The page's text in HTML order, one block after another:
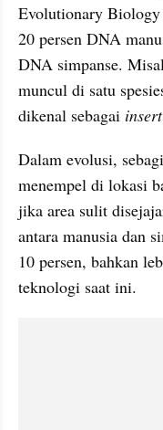
Evolutionary
20 persen DNA
DNA simpanse.
muncul di satu
dikenal sebagai
Dalam evolusi,
menempel di lokasi
jika area sulit
antara manusia dan
10 persen, bahkan
teknologi saat ini.